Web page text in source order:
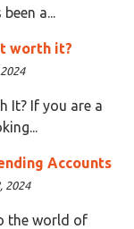
a...
worth it?
It? If you are a
Accounts
2024
the world of